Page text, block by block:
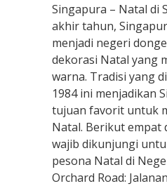
Singapura – Natal di
akhir tahun,
menjadi negeri
dekorasi Natal yang
warna. Tradisi yang
1984 ini menjadikan
tujuan favorit untuk
Natal. Berikut empat
wajib dikunjungi
pesona Natal di
Orchard Road: